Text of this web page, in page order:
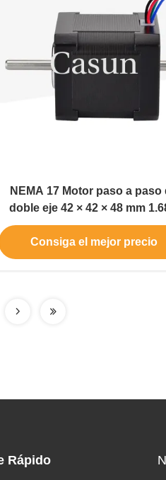
NEMA 17 Motor paso a paso
doble eje 42 × 42 × 48 mm
con equipo de embalaje
Consiga el mejor precio
Rápido